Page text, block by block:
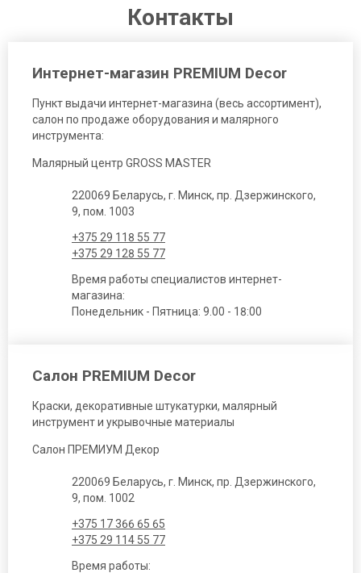
Контакты
Интернет-магазин PREMIUM Decor
Пункт выдачи интернет-магазина (весь ассортимент),
салон по продаже оборудования и малярного
инструмента:
Малярный центр GROSS MASTER
220069 Беларусь, г. Минск, пр. Дзержинского,
9, пом. 1003
+375 29 118 55 77
+375 29 128 55 77
Время работы специалистов интернет-
магазина:
Понедельник - Пятница: 9.00 - 18:00
Салон PREMIUM Decor
Краски, декоративные штукатурки, малярный
инструмент и укрывочные материалы
Салон ПРЕМИУМ Декор
220069 Беларусь, г. Минск, пр. Дзержинского,
9, пом. 1002
+375 17 366 65 65
+375 29 114 55 77
Время работы: